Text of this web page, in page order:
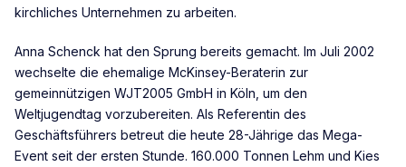
kirchliches Unternehmen zu arbeiten.
Anna Schenck hat den Sprung bereits gemacht. Im Juli 2002
wechselte die ehemalige McKinsey-Beraterin zur
gemeinnützigen WJT2005 GmbH in Köln, um den
Weltjugendtag vorzubereiten. Als Referentin des
Geschäftsführers betreut die heute 28-Jährige das Mega-
Event seit der ersten Stunde. 160.000 Tonnen Lehm und Kies